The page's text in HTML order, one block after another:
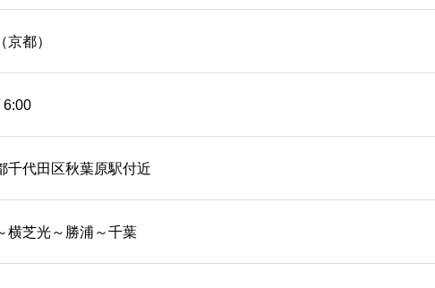
京都）
6:00
千代田区秋葉原駅付近
横芝光～勝浦～千葉